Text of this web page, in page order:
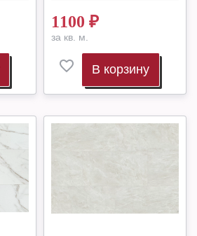
1100 ₽
за кв. м.
В корзину